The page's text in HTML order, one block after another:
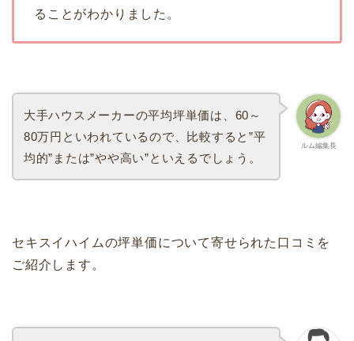
ることがわかりました。
ルム編集長
大手ハウスメーカーの平均坪単価は、60～
80万円といわれているので、比較すると”平
均的”または”やや高い”といえるでしょう。
セキスイハイムの坪単価について寄せられた口コミを
ご紹介します。